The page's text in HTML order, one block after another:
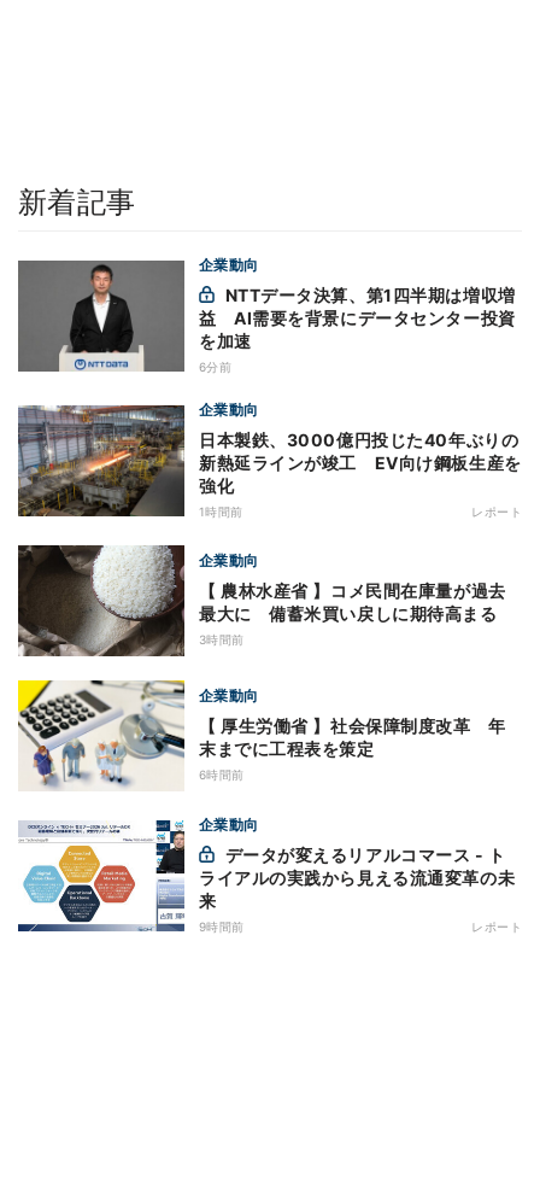
新着記事
企業動向
益 AI需要を背景にデータセンター投資
を加速
6分前
企業動向
日本製鉄、3000億円投じた40年ぶりの
新熱延ラインが竣工 EV向け鋼板生産を
強化
1時間前 レポート
企業動向
【 農林水産省 】コメ民間在庫量が過去
最大に 備蓄米買い戻しに期待高まる
3時間前
企業動向
【 厚生労働省 】社会保障制度改革 年
末までに工程表を策定
6時間前
企業動向
ライアルの実践から見える流通変革の未
来
9時間前 レポート